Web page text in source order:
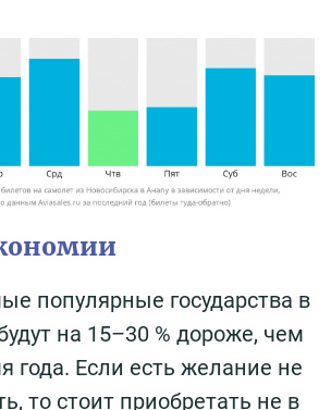
популярные государства в
на 15–30 % дороже, чем
года. Если есть желание не
то стоит приобретать не в